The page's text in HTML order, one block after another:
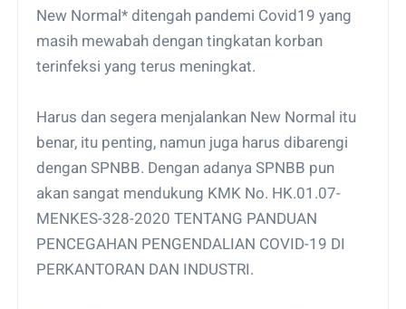
New Normal* ditengah pandemi Covid19 yang
masih mewabah dengan tingkatan korban
terinfeksi yang terus meningkat.
Harus dan segera menjalankan New Normal itu
benar, itu penting, namun juga harus dibarengi
dengan SPNBB. Dengan adanya SPNBB pun
akan sangat mendukung KMK No. HK.01.07-
MENKES-328-2020 TENTANG PANDUAN
PENCEGAHAN PENGENDALIAN COVID-19 DI
PERKANTORAN DAN INDUSTRI.